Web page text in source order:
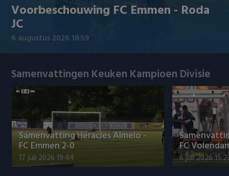
Feyenoord
Heracles Almelo
NAC Breda
PEC Zwolle
Europa League
Conference League
Voorbeschouwing FC Emmen - Roda
JC
6 augustus 2026 18:59
Samenvattingen Keuken Kampioen Divisie
Samenvatting Heracles Almelo -
FC Emmen 2-0
17 juli 2026 19:44
FC
6 juli 2026